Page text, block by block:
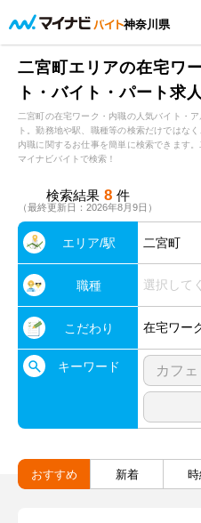
神奈川県
二宮町エリアの在宅ワ
ト・バイト・パート求
二宮町の在宅ワーク・内職の人気バイト・
ト。勤務地や駅、職種等の検索だけではな
内職に関するお仕事を簡単に検索できます
マイナビバイトで検索！
検索結果 8 件
（最終更新日：2026年8月9日）
エリア/駅 二宮町
職種 選択して
こだわり 在宅ワー
キーワード
おすすめ 新着